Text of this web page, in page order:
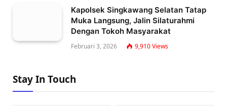
Kapolsek Singkawang Selatan Tatap
Muka Langsung, Jalin Silaturahmi
Dengan Tokoh Masyarakat
Februari 3, 2026 9,910Views
Stay In Touch